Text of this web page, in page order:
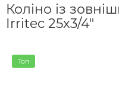
Коліно із
Irritec 25х3/4"
Топ